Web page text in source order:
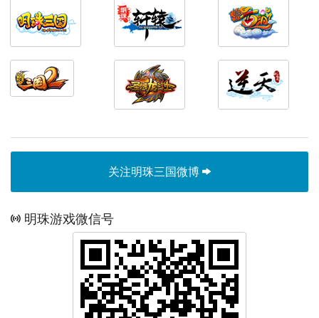
关注明珠三国微博
明珠游戏微信号